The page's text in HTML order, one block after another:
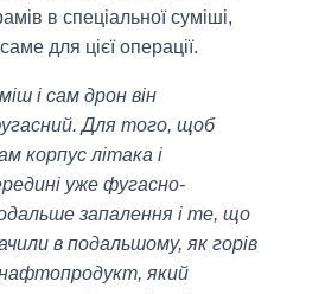
в спеціальної суміші,
для цієї операції.
і сам дрон він
Для того, щоб
корпус літака і
уже фугасно-
запалення і те, що
в подальшому, як горів
який